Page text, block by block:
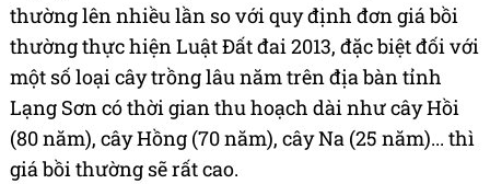
thường lên nhiều lần so với quy định đơn giá bồi
thường thực hiện Luật Đất đai 2013, đặc biệt đối với
một số loại cây trồng lâu năm trên địa bàn tỉnh
Lạng Sơn có thời gian thu hoạch dài như cây Hồi
(80 năm), cây Hồng (70 năm), cây Na (25 năm)... thì
giá bồi thường sẽ rất cao.